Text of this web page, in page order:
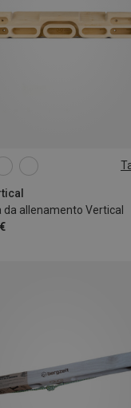
da allenamento Vertical